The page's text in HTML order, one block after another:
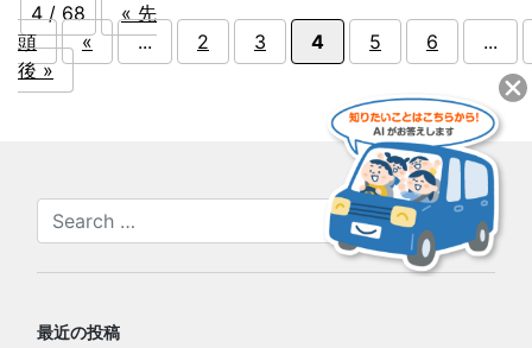
4 / 68
« 先
頭
« ... 2 3 4 5 6
...
後 »
最近の投稿